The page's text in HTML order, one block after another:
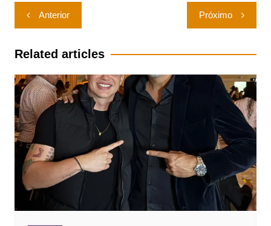
Navegação
de
Post
Anterior Próximo
Related articles